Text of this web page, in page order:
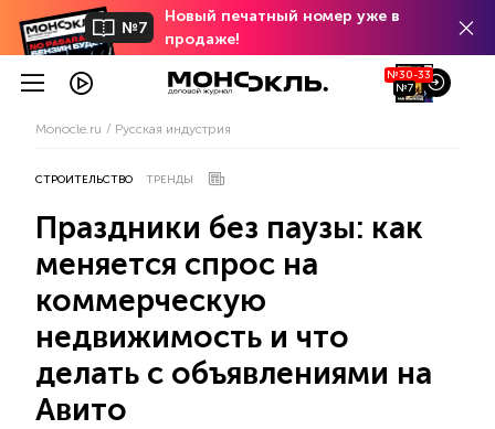
№7
Новый печатный номер уже в
продаже!
№30-33
№7
Monocle.ru Русская индустрия
СТРОИТЕЛЬСТВО ТРЕНДЫ
Праздники без паузы: как
меняется спрос на
коммерческую
недвижимость и что
делать с объявлениями на
Авито